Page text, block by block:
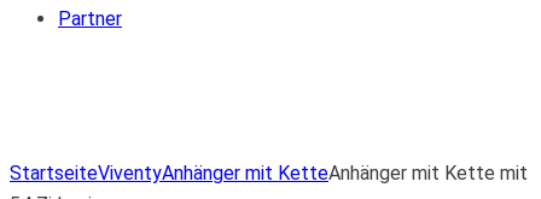
Partner
StartseiteViventyAnhänger mit KetteAnhänger mit Kette mit